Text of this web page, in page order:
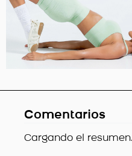
Comentarios
Cargando el